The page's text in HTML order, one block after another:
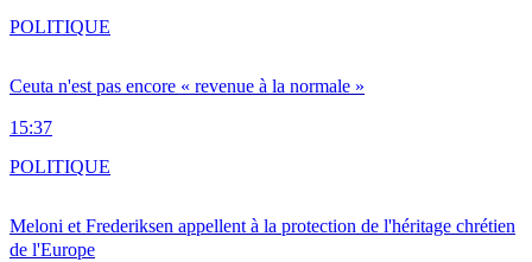
Ceuta n'est pas encore « revenue à la normale »
15:37
POLITIQUE
Meloni et Frederiksen appellent à la protection de l'héritage chrétien
de l'Europe
POLITIQUE